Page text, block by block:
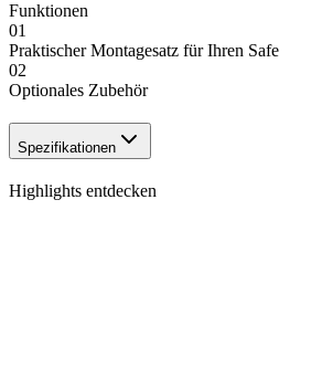
Funktionen
01
Praktischer Montagesatz für Ihren Safe
02
Optionales Zubehör
Spezifikationen
Highlights entdecken